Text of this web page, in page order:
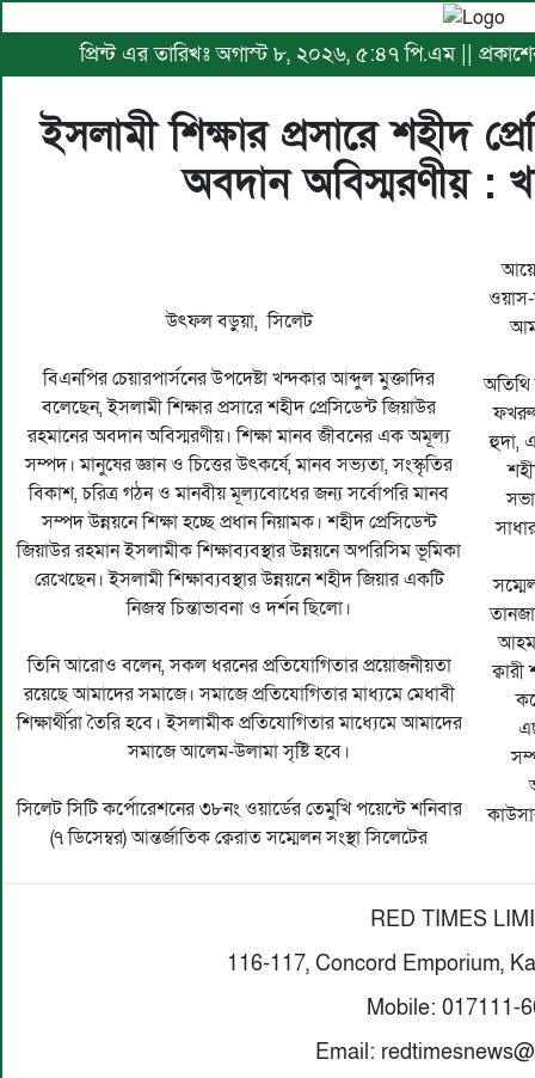
প্রিন্ট এর তারিখঃ অগাস্ট ৮, ২০২৬, ৫:৪৭ পি.এম ||
ইসলামী শিক্ষার প্রসারে শহীদ
অবদান অবিস্মরণীয় :
উৎফল বড়ুয়া, সিলেট
বিএনপির চেয়ারপার্সনের উপদেষ্টা খন্দকার আব্দুল মুক্তাদির
বলেছেন, ইসলামী শিক্ষার প্রসারে শহীদ প্রেসিডেন্ট জিয়াউর
রহমানের অবদান অবিস্মরণীয়। শিক্ষা মানব জীবনের এক অমূল্য
সম্পদ। মানুষের জ্ঞান ও চিত্তের উৎকর্ষে, মানব সভ্যতা, সংস্কৃতির
বিকাশ, চরিত্র গঠন ও মানবীয় মূল্যবোধের জন্য সর্বোপরি মানব
সম্পদ উন্নয়নে শিক্ষা হচ্ছে প্রধান নিয়ামক। শহীদ প্রেসিডেন্ট
জিয়াউর রহমান ইসলামীক শিক্ষাব্যবস্থার উন্নয়নে অপরিসিম ভূমিকা
রেখেছেন। ইসলামী শিক্ষাব্যবস্থার উন্নয়নে শহীদ জিয়ার একটি
নিজস্ব চিন্তাভাবনা ও দর্শন ছিলো।
তিনি আরোও বলেন, সকল ধরনের প্রতিযোগিতার প্রয়োজনীয়তা
রয়েছে আমাদের সমাজে। সমাজে প্রতিযোগিতার মাধ্যমে মেধাবী
শিক্ষার্থীরা তৈরি হবে। ইসলামীক প্রতিযোগিতার মাধ্যেমে আমাদের
সমাজে আলেম-উলামা সৃষ্টি হবে।
সিলেট সিটি কর্পোরেশনের ৩৮নং ওয়ার্ডের তেমুখি পয়েন্টে শনিবার
(৭ ডিসেম্বর) আন্তর্জাতিক ক্বেরাত সম্মেলন সংস্থা সিলেটের
ওয়াস-
অতিথি
হুদা,
RED TIMES
116-117, Concord Emporium,
Mobile: 017111-
Email: